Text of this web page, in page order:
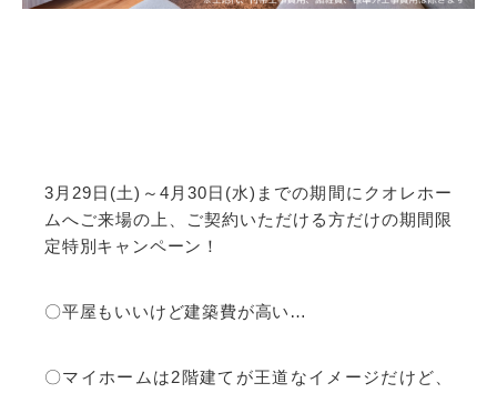
3月29日(土)～4月30日(水)までの期間にクオレホー
ムへご来場の上、ご契約いただける方だけの期間限
定特別キャンペーン！
〇平屋もいいけど建築費が高い…
〇マイホームは2階建てが王道なイメージだけど、